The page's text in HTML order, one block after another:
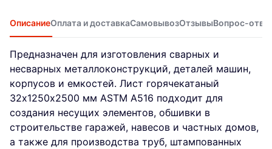
ОписаниеОплата и доставкаСамовывозОтзывыВопрос-
Предназначен для изготовления сварных и
несварных металлоконструкций, деталей машин,
корпусов и емкостей. Лист горячекатаный
32х1250х2500 мм ASTM A516 подходит для
создания несущих элементов, обшивки в
строительстве гаражей, навесов и частных домов,
а также для производства труб, штампованных